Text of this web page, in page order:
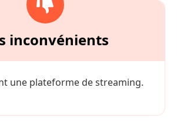
inconvénients
une plateforme de streaming.